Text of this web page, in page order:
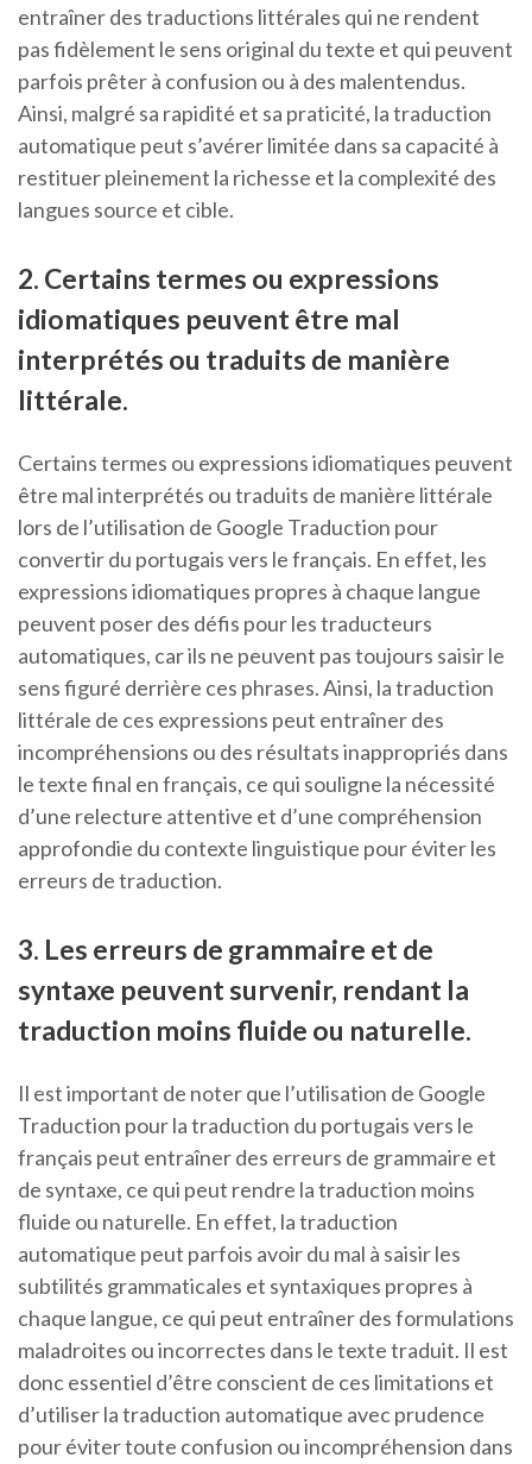
entraîner des traductions littérales qui ne rendent
pas fidèlement le sens original du texte et qui peuvent
parfois prêter à confusion ou à des malentendus.
Ainsi, malgré sa rapidité et sa praticité, la traduction
automatique peut s’avérer limitée dans sa capacité à
restituer pleinement la richesse et la complexité des
langues source et cible.
2. Certains termes ou expressions
idiomatiques peuvent être mal
interprétés ou traduits de manière
littérale.
Certains termes ou expressions idiomatiques peuvent
être mal interprétés ou traduits de manière littérale
lors de l’utilisation de Google Traduction pour
convertir du portugais vers le français. En effet, les
expressions idiomatiques propres à chaque langue
peuvent poser des défis pour les traducteurs
automatiques, car ils ne peuvent pas toujours saisir le
sens figuré derrière ces phrases. Ainsi, la traduction
littérale de ces expressions peut entraîner des
incompréhensions ou des résultats inappropriés dans
le texte final en français, ce qui souligne la nécessité
d’une relecture attentive et d’une compréhension
approfondie du contexte linguistique pour éviter les
erreurs de traduction.
3. Les erreurs de grammaire et de
syntaxe peuvent survenir, rendant la
traduction moins fluide ou naturelle.
Il est important de noter que l’utilisation de Google
Traduction pour la traduction du portugais vers le
français peut entraîner des erreurs de grammaire et
de syntaxe, ce qui peut rendre la traduction moins
fluide ou naturelle. En effet, la traduction
automatique peut parfois avoir du mal à saisir les
subtilités grammaticales et syntaxiques propres à
chaque langue, ce qui peut entraîner des formulations
maladroites ou incorrectes dans le texte traduit. Il est
donc essentiel d’être conscient de ces limitations et
d’utiliser la traduction automatique avec prudence
pour éviter toute confusion ou incompréhension dans